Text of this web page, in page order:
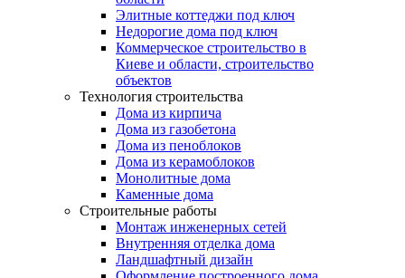
Элитные коттеджи под ключ
Недорогие дома под ключ
Коммерческое строительство в
Киеве и области, строительство
объектов
Технология строительства
Дома из кирпича
Дома из газобетона
Дома из пеноблоков
Дома из керамоблоков
Монолитные дома
Каменные дома
Строительные работы
Монтаж инженерных сетей
Внутренняя отделка дома
Ландшафтный дизайн